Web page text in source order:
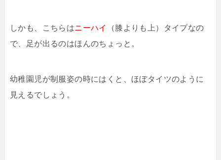
しかも、こちらはニーハイ
（膝よりも上）タイプなの
で、足が出るのはほんのちょっと。
幼稚園児が制服姿の時にはくと、ほぼタイツのように
見えるでしょう。